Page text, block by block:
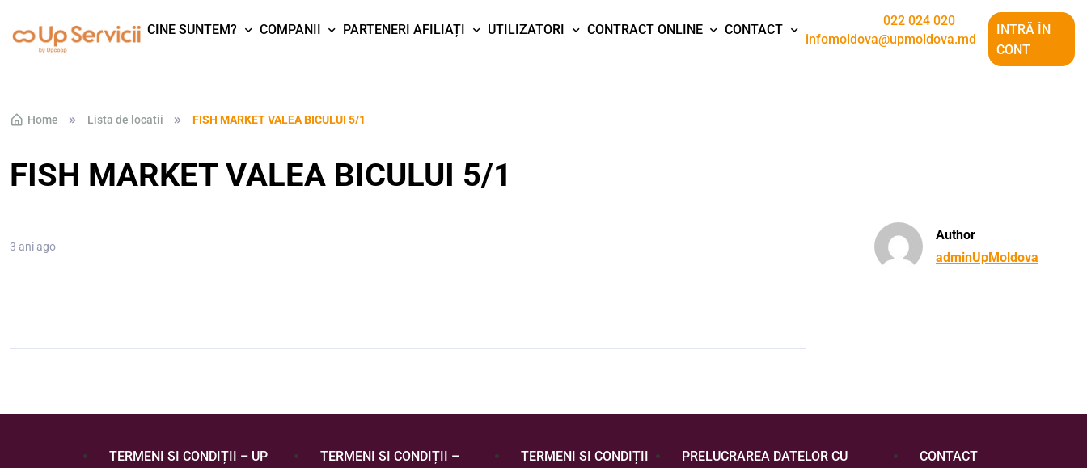
Skip to navigation
Skip to content
CINE SUNTEM? COMPANII PARTENERI AFILIAȚI UTILIZATORI CONTRACT ONLINE CONTACT
022 024 020
infomoldova@upmoldova.md
INTRĂ ÎN
CONT
Home Lista de locatii FISH MARKET VALEA BICULUI 5/1
FISH MARKET VALEA BICULUI 5/1
3 ani ago
Author
adminUpMoldova
TERMENI SI CONDIȚII – UP
TERMENI SI CONDIȚII –
TERMENI SI CONDIȚII
PRELUCRAREA DATELOR CU
CONTACT